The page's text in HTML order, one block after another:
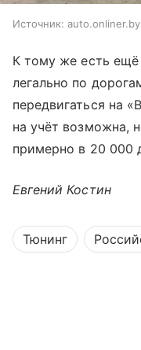
Источник: auto.onliner.by
К тому же есть
легально по
передвигаться на
на учёт возможна,
примерно в 20 000
Евгений Костин
Тюнинг